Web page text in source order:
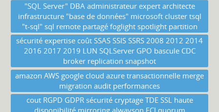
"SQL Server" DBA administrateur expert architecte
infrastructure "base de données" microsoft cluster tsql
"t-sql" sql remote partagé foglight spotlight partition
sécurité expertise coût SSAS SSIS SSRS 2008 2012 2014
2016 2017 2019 LUN SQLServer GPO bascule CDC
broker replication snapshot
amazon AWS google cloud azure transactionnelle merge
migration audit performances
cout RGPD GDPR sécurité cryptage TDE SSL haute